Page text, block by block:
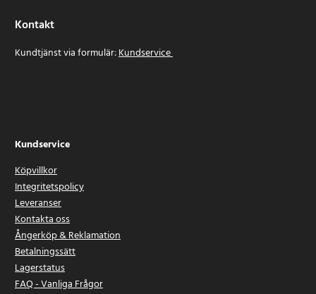
Kontakt
Kundtjänst via formulär:Kundservice
Kundservice
Köpvillkor
Integritetspolicy
Leveranser
Kontakta oss
Ångerköp & Reklamation
Betalningssätt
Lagerstatus
FAQ - Vanliga Frågor